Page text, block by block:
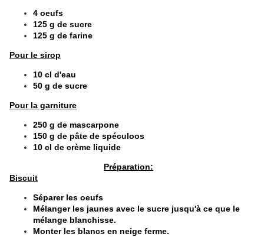
4 oeufs
125 g de sucre
125 g de farine
Pour le sirop
10 cl d'eau
50 g de sucre
Pour la garniture
250 g de mascarpone
150 g de pâte de spéculoos
10 cl de crème liquide
Préparation:
Biscuit
Séparer les oeufs
Mélanger les jaunes avec le sucre jusqu'à ce que le
mélange blanchisse.
Monter les blancs en neige ferme.